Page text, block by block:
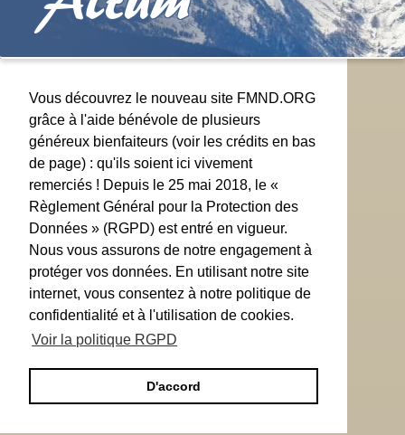
Vous découvrez le nouveau site FMND.ORG
grâce à l'aide bénévole de plusieurs
généreux bienfaiteurs (voir les crédits en bas
de page) : qu'ils soient ici vivement
remerciés ! Depuis le 25 mai 2018, le «
Règlement Général pour la Protection des
Données » (RGPD) est entré en vigueur.
Nous vous assurons de notre engagement à
protéger vos données. En utilisant notre site
internet, vous consentez à notre politique de
confidentialité et à l'utilisation de cookies.
Voir la politique RGPD
D'accord